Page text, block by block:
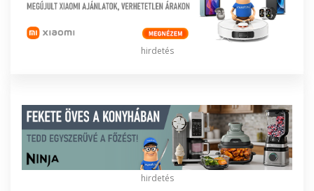
hirdetés
hirdetés